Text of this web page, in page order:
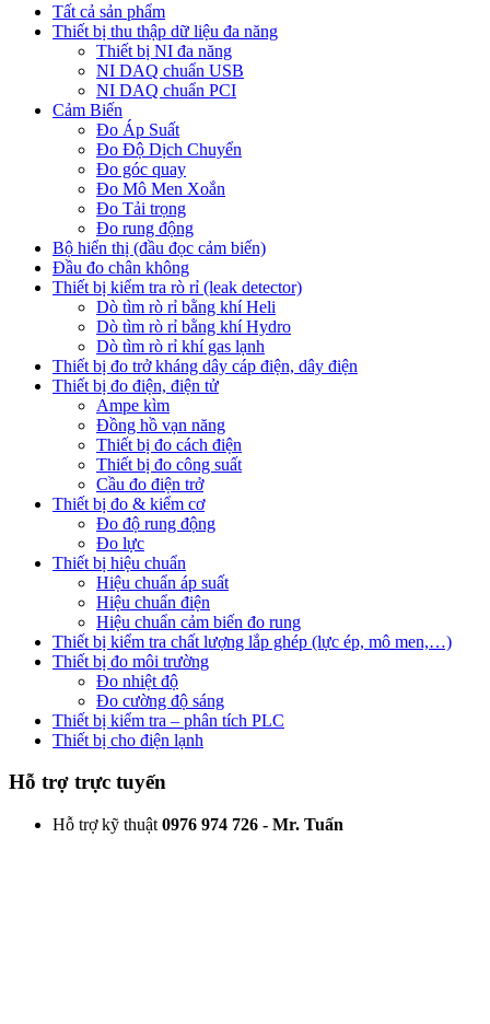
Tất cả sản phẩm
Thiết bị thu thập dữ liệu đa năng
Thiết bị NI đa năng
NI DAQ chuẩn USB
NI DAQ chuẩn PCI
Cảm Biến
Đo Áp Suất
Đo Độ Dịch Chuyển
Đo góc quay
Đo Mô Men Xoắn
Đo Tải trọng
Đo rung động
Bộ hiển thị (đầu đọc cảm biến)
Đầu đo chân không
Thiết bị kiểm tra rò rỉ (leak detector)
Dò tìm rò rỉ bằng khí Heli
Dò tìm rò rỉ bằng khí Hydro
Dò tìm rò rỉ khí gas lạnh
Thiết bị đo trở kháng dây cáp điện, dây điện
Thiết bị đo điện, điện tử
Ampe kìm
Đồng hồ vạn năng
Thiết bị đo cách điện
Thiết bị đo công suất
Cầu đo điện trở
Thiết bị đo & kiểm cơ
Đo độ rung động
Đo lực
Thiết bị hiệu chuẩn
Hiệu chuẩn áp suất
Hiệu chuẩn điện
Hiệu chuẩn cảm biến đo rung
Thiết bị kiểm tra chất lượng lắp ghép (lực ép, mô men,…)
Thiết bị đo môi trường
Đo nhiệt độ
Đo cường độ sáng
Thiết bị kiểm tra – phân tích PLC
Thiết bị cho điện lạnh
Hỗ trợ trực tuyến
Hỗ trợ kỹ thuật 0976 974 726 - Mr. Tuấn